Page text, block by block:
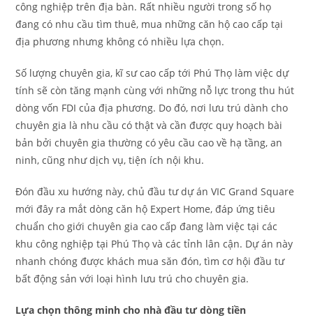
công nghiệp trên địa bàn. Rất nhiều người trong số họ
đang có nhu cầu tìm thuê, mua những căn hộ cao cấp tại
địa phương nhưng không có nhiều lựa chọn.
Số lượng chuyên gia, kĩ sư cao cấp tới Phú Thọ làm việc dự
tính sẽ còn tăng mạnh cùng với những nỗ lực trong thu hút
dòng vốn FDI của địa phương. Do đó, nơi lưu trú dành cho
chuyên gia là nhu cầu có thật và cần được quy hoạch bài
bản bởi chuyên gia thường có yêu cầu cao về hạ tầng, an
ninh, cũng như dịch vụ, tiện ích nội khu.
Đón đầu xu hướng này, chủ đầu tư dự án VIC Grand Square
mới đây ra mắt dòng căn hộ Expert Home, đáp ứng tiêu
chuẩn cho giới chuyên gia cao cấp đang làm việc tại các
khu công nghiệp tại Phú Thọ và các tỉnh lân cận. Dự án này
nhanh chóng được khách mua săn đón, tìm cơ hội đầu tư
bất động sản với loại hình lưu trú cho chuyên gia.
Lựa chọn thông minh cho nhà đầu tư dòng tiền